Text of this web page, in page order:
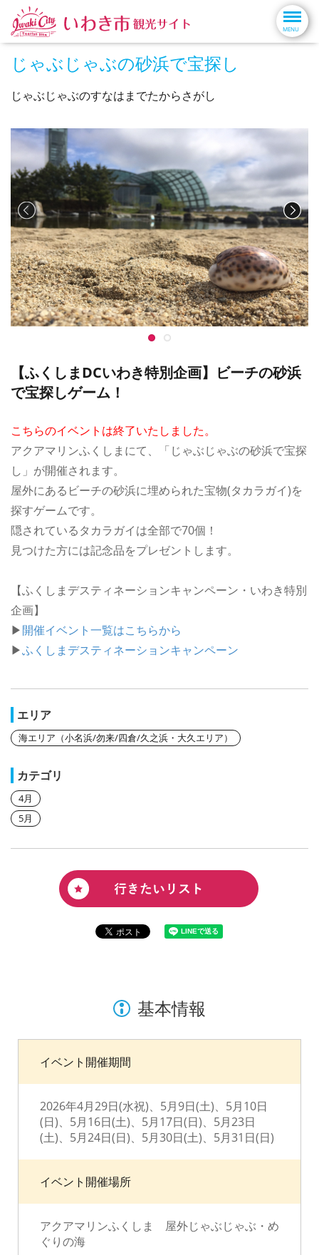
じゃぶじゃぶの砂浜で宝探し
じゃぶじゃぶのすなはまでたからさがし
【ふくしまDCいわき特別企画】ビーチの砂浜
で宝探しゲーム！
こちらのイベントは終了いたしました。
アクアマリンふくしまにて、「じゃぶじゃぶの砂浜で宝探
し」が開催されます。
屋外にあるビーチの砂浜に埋められた宝物(タカラガイ)を
探すゲームです。
隠されているタカラガイは全部で70個！
見つけた方には記念品をプレゼントします。
【ふくしまデスティネーションキャンペーン・いわき特別
企画】
▶開催イベント一覧はこちらから
▶ふくしまデスティネーションキャンペーン
エリア
海エリア（小名浜/勿来/四倉/久之浜・大久エリア）
カテゴリ
4月
5月
基本情報
イベント開催期間
2026年4月29日(水祝)、5月9日(土)、5月10日
(日)、5月16日(土)、5月17日(日)、5月23日
(土)、5月24日(日)、5月30日(土)、5月31日(日)
イベント開催場所
アクアマリンふくしま 屋外じゃぶじゃぶ・め
ぐりの海